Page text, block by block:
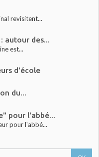
revisitent...
autour des...
est...
d'école
du...
pour l'abbé...
pour l'abbé...